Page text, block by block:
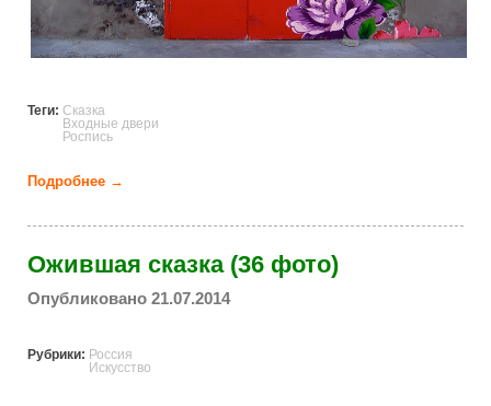
Теги: Сказка
Входные двери
Роспись
Подробнее →
Ожившая сказка (36 фото)
Опубликовано 21.07.2014
Рубрики: Россия
Искусство